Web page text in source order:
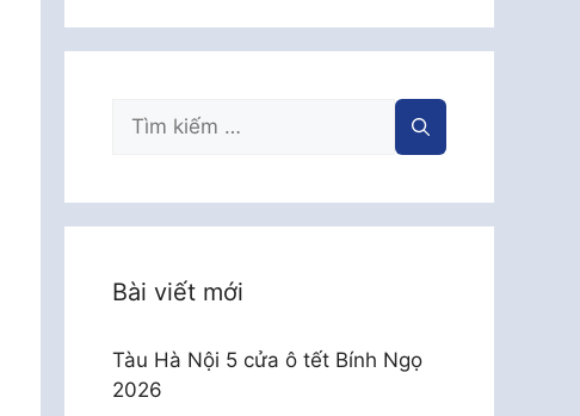
Tìm
Bài viết mới
Tàu Hà Nội 5 cửa ô tết Bính Ngọ
2026